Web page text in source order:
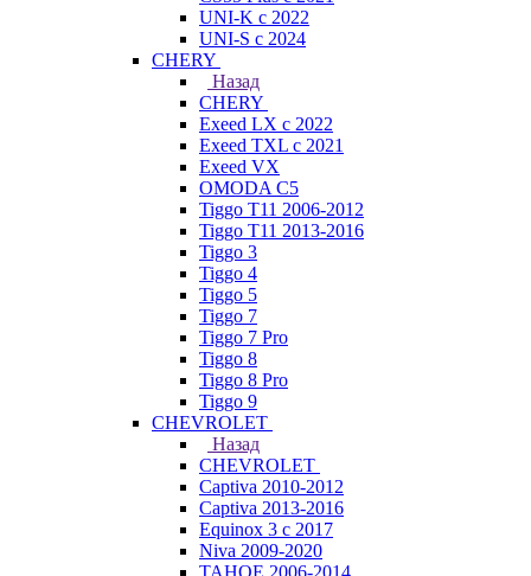
UNI-K с 2022
UNI-S с 2024
CHERY
Назад
CHERY
Exeed LX с 2022
Exeed TXL с 2021
Exeed VX
OMODA C5
Tiggo T11 2006-2012
Tiggo T11 2013-2016
Tiggo 3
Tiggo 4
Tiggo 5
Tiggo 7
Tiggo 7 Pro
Tiggo 8
Tiggo 8 Pro
Tiggo 9
CHEVROLET
Назад
CHEVROLET
Captiva 2010-2012
Captiva 2013-2016
Equinox 3 с 2017
Niva 2009-2020
TAHOE 2006-2014